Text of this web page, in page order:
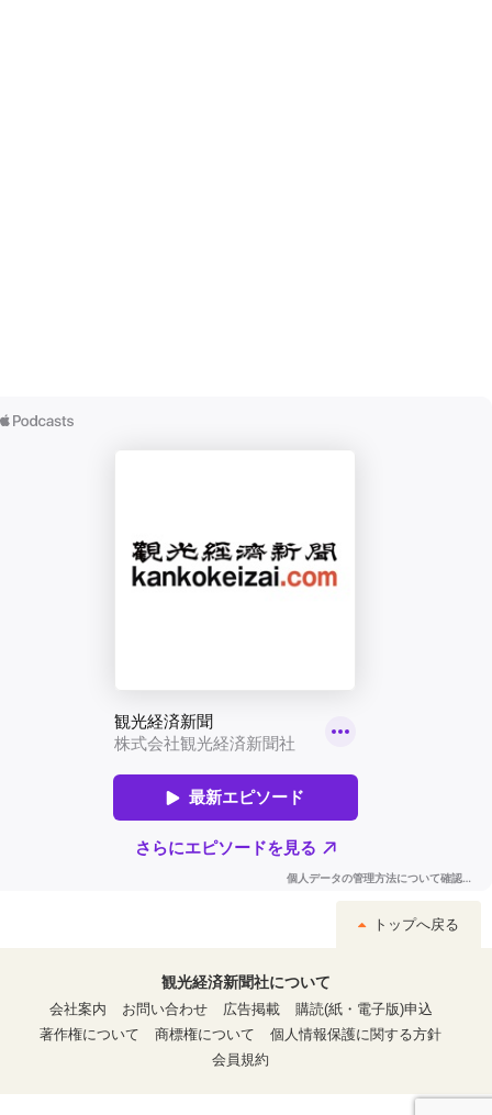
トップへ戻る
観光経済新聞社について
会社案内
お問い合わせ 広告掲載
購読(紙・電子版)申込
著作権について
商標権について
個人情報保護に関する方針
会員規約